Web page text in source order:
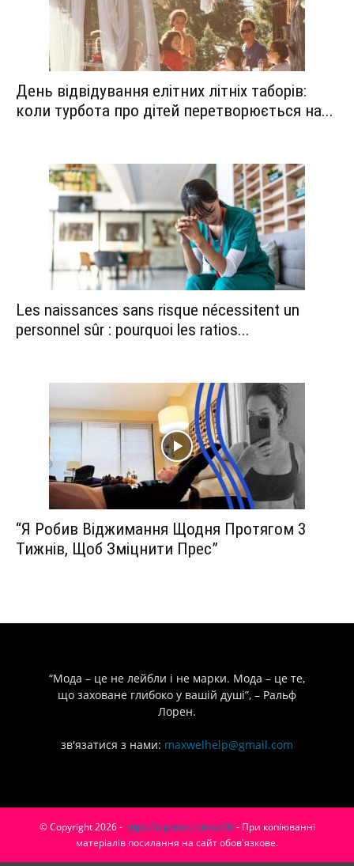
День відвідування елітних літніх таборів:
коли турбота про дітей перетворюється на...
Les naissances sans risque nécessitent un
personnel sûr : pourquoi les ratios...
“Я Робив Віджимання Щодня Протягом 3
Тижнів, Щоб Зміцнити Прес”
“Мода – це не лейбли і не марки. Мода – це те,
що заховане глибоко у вашій душі”, – Ральф
Лорен.
зв'язатися з нами: maxwelhelp@gmail.com
© Copyright 2026 - https://alpama.com.ua/fr- При копіюванні
матеріалів посилання на сайт обов'язкове.